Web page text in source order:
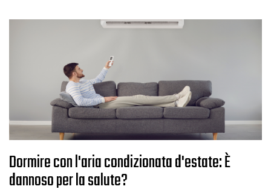
Dormire con l'aria condizionata d'estate: È
dannoso per la salute?